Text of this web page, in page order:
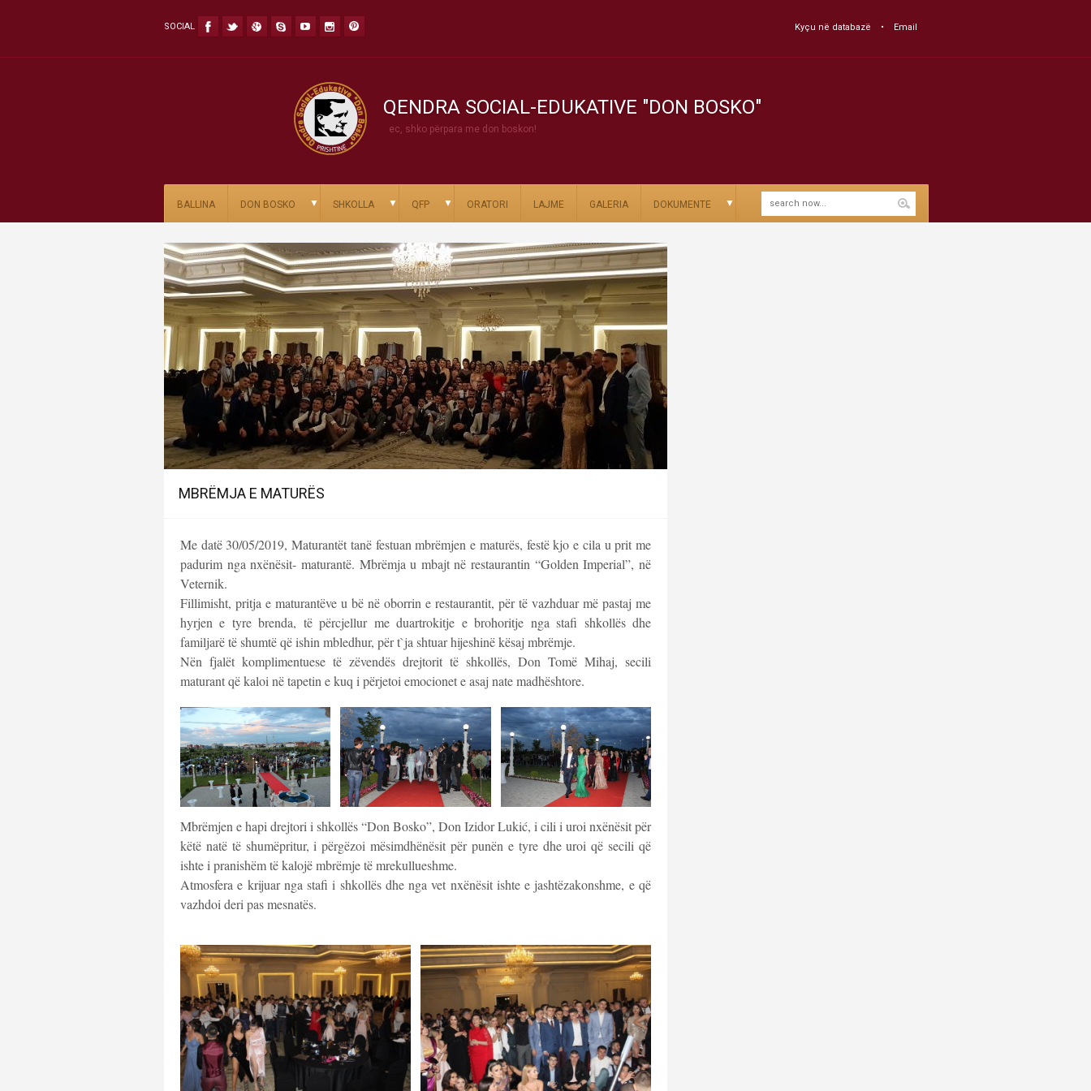
SOCIAL Kyçu në databazë Email
QENDRA SOCIAL-EDUKATIVE "DON BOSKO"
ec, shko përpara me don boskon!
BALLINA DON BOSKO ▼ SHKOLLA ▼ QFP ▼ ORATORI LAJME GALERIA DOKUMENTE ▼
MBRËMJA E MATURËS
Me datë 30/05/2019, Maturantët tanë festuan mbrëmjen e maturës, festë kjo e cila u prit me
padurim nga nxënësit- maturantë. Mbrëmja u mbajt në restaurantin “Golden Imperial”, në
Veternik.
Fillimisht, pritja e maturantëve u bë në oborrin e restaurantit, për të vazhduar më pastaj me
hyrjen e tyre brenda, të përcjellur me duartrokitje e brohoritje nga stafi shkollës dhe
familjarë të shumtë që ishin mbledhur, për t`ja shtuar hijeshinë kësaj mbrëmje.
Nën fjalët komplimentuese të zëvendës drejtorit të shkollës, Don Tomë Mihaj, secili
maturant që kaloi në tapetin e kuq i përjetoi emocionet e asaj nate madhështore.
Mbrëmjen e hapi drejtori i shkollës “Don Bosko”, Don Izidor Lukić, i cili i uroi nxënësit për
këtë natë të shumëpritur, i përgëzoi mësimdhënësit për punën e tyre dhe uroi që secili që
ishte i pranishëm të kalojë mbrëmje të mrekullueshme.
Atmosfera e krijuar nga stafi i shkollës dhe nga vet nxënësit ishte e jashtëzakonshme, e që
vazhdoi deri pas mesnatës.